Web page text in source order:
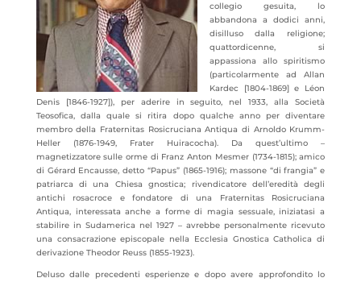
collegio gesuita, lo
abbandona a dodici anni,
disilluso dalla religione;
quattordicenne, si
appassiona allo spiritismo
(particolarmente ad Allan
Kardec [1804-1869] e Léon
Denis [1846-1927]), per aderire in seguito, nel 1933, alla Società
Teosofica, dalla quale si ritira dopo qualche anno per diventare
membro della Fraternitas Rosicruciana Antiqua di Arnoldo Krumm-
Heller (1876-1949, Frater Huiracocha). Da quest’ultimo –
magnetizzatore sulle orme di Franz Anton Mesmer (1734-1815); amico
di Gérard Encausse, detto “Papus” (1865-1916); massone “di frangia” e
patriarca di una Chiesa gnostica; rivendicatore dell’eredità degli
antichi rosacroce e fondatore di una Fraternitas Rosicruciana
Antiqua, interessata anche a forme di magia sessuale, iniziatasi a
stabilire in Sudamerica nel 1927 – avrebbe personalmente ricevuto
una consacrazione episcopale nella Ecclesia Gnostica Catholica di
derivazione Theodor Reuss (1855-1923).
Deluso dalle precedenti esperienze e dopo avere approfondito lo